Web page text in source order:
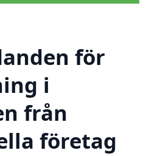
för
i
från
företag